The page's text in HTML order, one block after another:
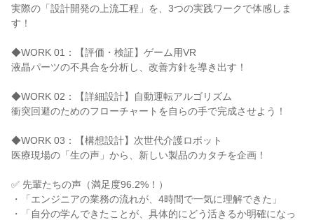
実際の「設計開発の上流工程」を、3つの実践ワークで体感しま
す！
◆WORK 01：【評価・検証】ゲーム用VR
液晶パーツの不具合を分析し、改善方針を導き出す！
◆WORK 02：【詳細設計】自動運転アルゴリズム
衝突回避のためのフローチャートを自らの手で完成させよう！
◆WORK 03：【構想設計】次世代介護ロボット
医療現場の「生の声」から、新しい製品のカタチを企画！
✅ 先輩たちの声（満足度96.2%！）
・「エンジニアの業務の流れが、4時間で一気に理解できた」
・「自分の学んできたことが、具体的にどう活きるか明確になっ